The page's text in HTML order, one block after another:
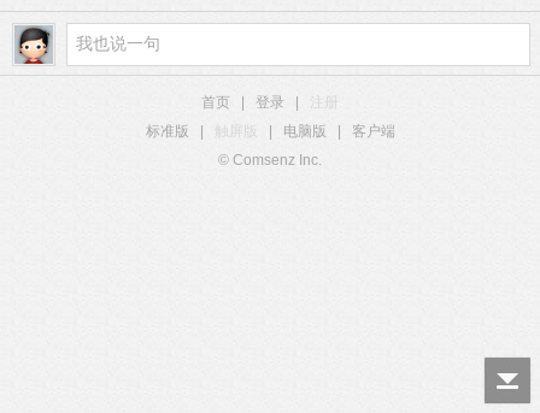
首页 登录
注册
标准版
触屏版 电脑版
客户端
© Comsenz Inc.